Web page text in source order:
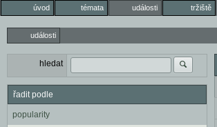
úvod témata události tržiště
události
hledat
řadit podle
popularity